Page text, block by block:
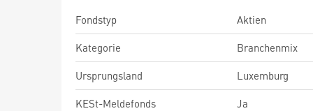
Fondstyp
Aktien
Kategorie
Branchenmix
Ursprungsland
Luxemburg
KESt-Meldefonds
Ja